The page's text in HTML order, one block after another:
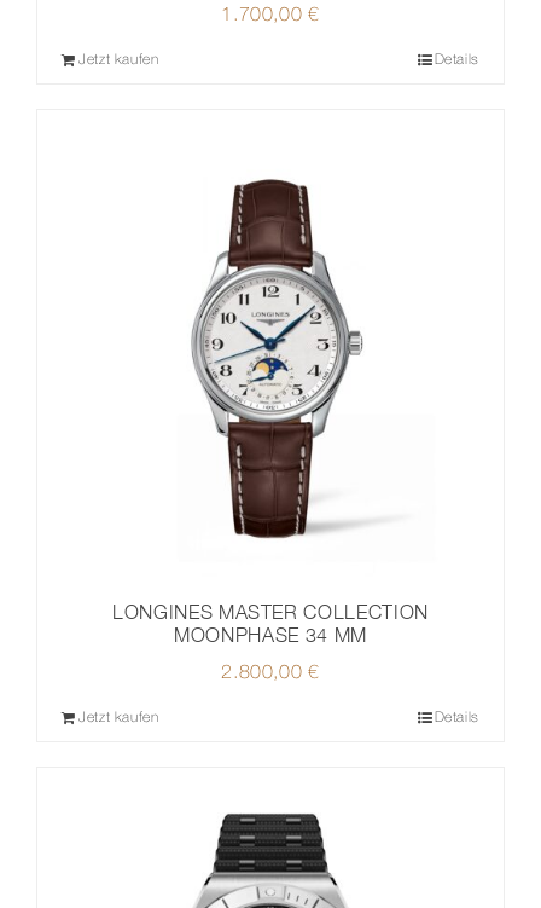
1.700,00€
Jetzt kaufen Details
LONGINES MASTER COLLECTION
MOONPHASE 34 MM
2.800,00€
Jetzt kaufen Details